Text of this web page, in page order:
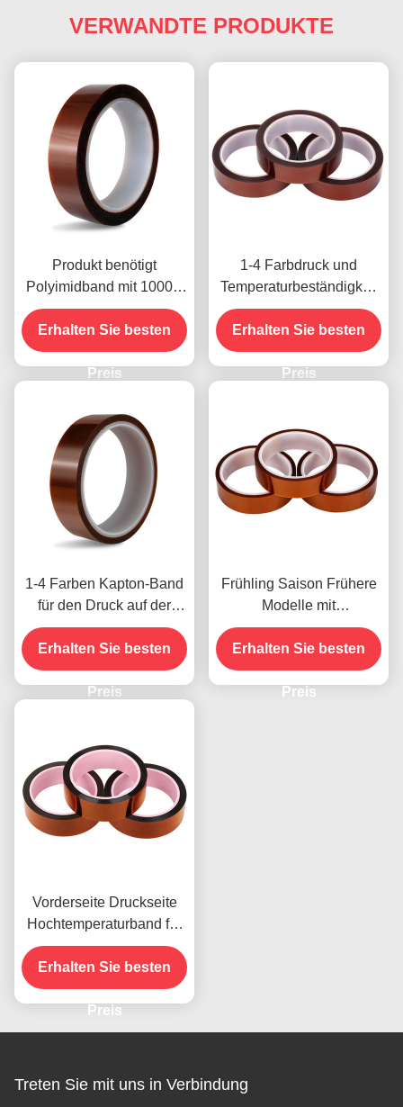
VERWANDTE PRODUKTE
Produkt benötigt
Polyimidband mit 1000V
Spannungsfestigkeit
Erhalten Sie besten
Preis
1-4 Farbdruck und
Temperaturbeständigkeit
-10C-80C
Zahlungsmethode mit
Kreditkarte für frühere
Modelle
Erhalten Sie besten
Preis
1-4 Farben Kapton-Band
für den Druck auf der
Vorderseite
Erhalten Sie besten
Preis
Frühling Saison Frühere
Modelle mit
Feuchtigkeitsbeständigke
it und 2,5N/25mm
Schälfestigkeit
Erhalten Sie besten
Preis
Vorderseite Druckseite
Hochtemperaturband für
das vorhandene Produkt
Erhalten Sie besten
Preis
Treten Sie mit uns in Verbindung